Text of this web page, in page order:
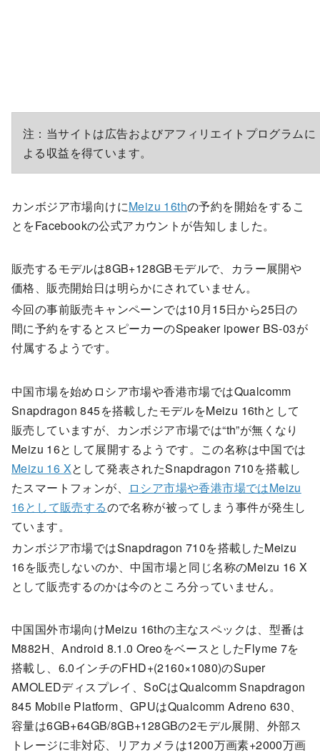
注：当サイトは広告およびアフィリエイトプログラムに
よる収益を得ています。
カンボジア市場向けにMeizu 16thの予約を開始をするこ
とをFacebookの公式アカウントが告知しました。
販売するモデルは8GB+128GBモデルで、カラー展開や
価格、販売開始日は明らかにされていません。
今回の事前販売キャンペーンでは10月15日から25日の
間に予約をするとスピーカーのSpeaker ipower BS-03が
付属するようです。
中国市場を始めロシア市場や香港市場ではQualcomm
Snapdragon 845を搭載したモデルをMeizu 16thとして
販売していますが、カンボジア市場では“th”が無くなり
Meizu 16として展開するようです。この名称は中国では
Meizu 16 Xとして発表されたSnapdragon 710を搭載し
たスマートフォンが、
ロシア市場や香港市場ではMeizu
16として販売するので名称が被ってしまう事件が発生し
ています。
カンボジア市場ではSnapdragon 710を搭載したMeizu
16を販売しないのか、中国市場と同じ名称のMeizu 16 X
として販売するのかは今のところ分っていません。
中国国外市場向けMeizu 16thの主なスペックは、型番は
M882H、Android 8.1.0 OreoをベースとしたFlyme 7を
搭載し、6.0インチのFHD+(2160×1080)のSuper
AMOLEDディスプレイ、SoCはQualcomm Snapdragon
845 Mobile Platform、GPUはQualcomm Adreno 630、
容量は6GB+64GB/8GB+128GBの2モデル展開、外部ス
トレージに非対応、リアカメラは1200万画素+2000万画